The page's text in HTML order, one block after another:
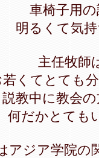
車椅子用
明るくて気
主任牧師
若くてとても
説教中に教会
何だかとても
アジア学院の